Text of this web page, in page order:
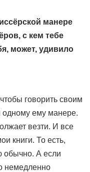
манере
с кем тебе
может, удивило
говорить своим
одному ему манере.
везти. И все
книги. То есть,
обычно. А если
немедленно